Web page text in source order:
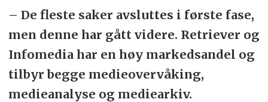
– De fleste saker avsluttes i første fase,
men denne har gått videre. Retriever og
Infomedia har en høy markedsandel og
tilbyr begge medieovervåking,
medieanalyse og mediearkiv.